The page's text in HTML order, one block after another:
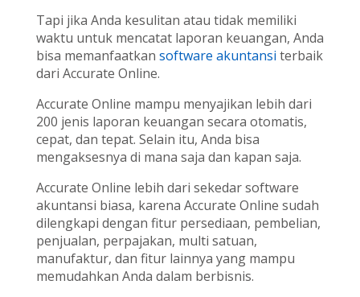
Tapi jika Anda kesulitan atau tidak memiliki
waktu untuk mencatat laporan keuangan, Anda
bisa memanfaatkan software akuntansi terbaik
dari Accurate Online.
Accurate Online mampu menyajikan lebih dari
200 jenis laporan keuangan secara otomatis,
cepat, dan tepat. Selain itu, Anda bisa
mengaksesnya di mana saja dan kapan saja.
Accurate Online lebih dari sekedar software
akuntansi biasa, karena Accurate Online sudah
dilengkapi dengan fitur persediaan, pembelian,
penjualan, perpajakan, multi satuan,
manufaktur, dan fitur lainnya yang mampu
memudahkan Anda dalam berbisnis.